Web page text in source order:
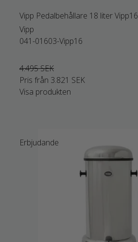
Vipp Pedalbehållare 18 liter Vipp16
Vipp
041-01603-Vipp16
4.495 SEK
Pris från 3.821 SEK
Visa produkten
Erbjudande